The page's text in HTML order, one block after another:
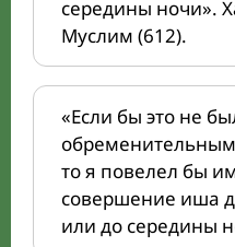
середины ночи».
Муслим (612).
«Если бы это не
то я повелел бы
совершение иша
или до середины